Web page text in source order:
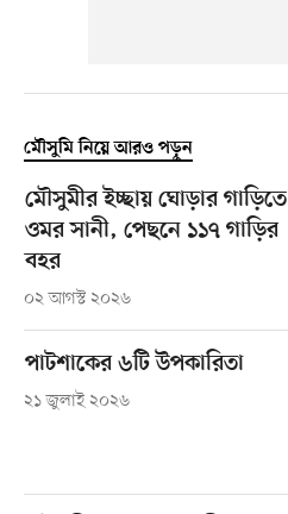
মৌসুমি নিয়ে আরও পড়ুন
মৌসুমীর ইচ্ছায় ঘোড়ার গাড়িতে
ওমর সানী, পেছনে ১১৭ গাড়ির
বহর
০২ আগস্ট ২০২৬
পাটশাকের ৬টি উপকারিতা
২১ জুলাই ২০২৬